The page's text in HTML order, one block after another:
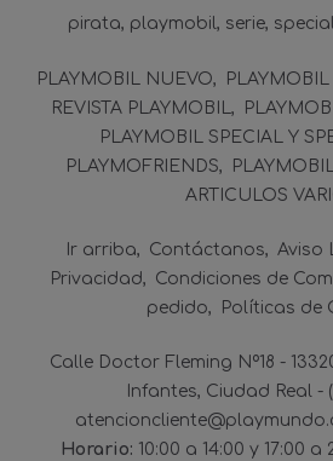
pirata playmobil serie
PLAYMOBIL NUEVO
REVISTA PLAYMOBIL
PLAYMOBIL SPECIAL Y
PLAYMOFRIENDS
ARTICULOS
Ir arriba Contáctanos Aviso
Privacidad
Condiciones de
pedido
Políticas de
Calle Doctor Fleming Nº18 -
Infantes, Ciudad Real -
Horario: 10:00 a 14:00 y 17:00 a